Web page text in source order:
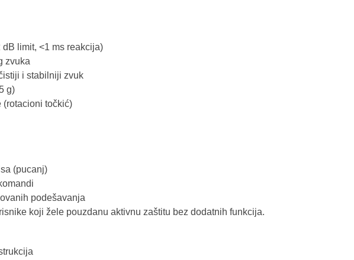
limit, <1 ms reakcija)
zvuka
i stabilniji zvuk
g)
točkić)
(pucanj)
podešavanja
koji žele pouzdanu aktivnu zaštitu bez dodatnih funkcija.